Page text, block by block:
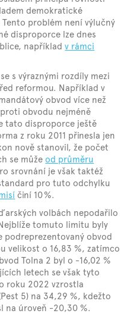
demokratické
problém není výlučný
disproporce lze dnes
napříkladv rámci
s výraznými rozdíly mezi
reformou. Například v
obvod více než
obvodu nejméně
tato disproporce ještě
z roku 2011 přinesla jen
nově stanovil, že počet
se můžeod průměru
srovnání je však taktéž
pro tuto odchylku
činí 10 %.
volbách nepodařilo
tomuto limitu byly
podreprezentovaný obvod
velikost o 16,83 %, zatímco
Tolna 2 byl o -16,02 %
letech se však tyto
roku 2022 vzrostla
5) na 34,29 %, kdežto
na úroveň -20,30 %.